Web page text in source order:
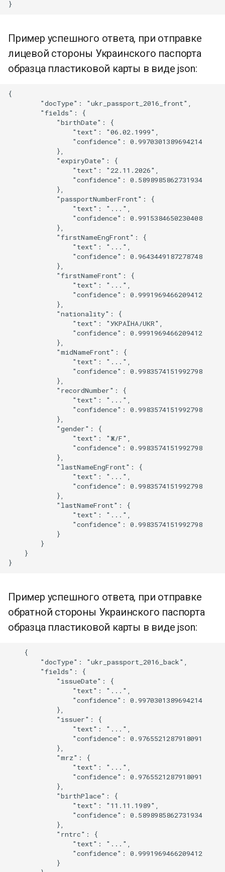
Пример успешного ответа, при отправке
лицевой стороны Украинского паспорта
образца пластиковой карты в виде json:
{
        "docType": "ukr_passport_2016_front",
        "fields": {
            "birthDate": {
                "text": "06.02.1999",
                "confidence": 0.9970301389694214
            },
            "expiryDate": {
                "text": "22.11.2026",
                "confidence": 0.5898985862731934
            },
            "passportNumberFront": {
                "text": "...",
                "confidence": 0.9915384650230408
            },
            "firstNameEngFront": {
                "text": "...",
                "confidence": 0.9643449187278748
            },
            "firstNameFront": {
                "text": "...",
                "confidence": 0.9991969466209412
            },
            "nationality": {
                "text": "УКРАÏНА/UКR",
                "confidence": 0.9991969466209412
            },
            "midNameFront": {
                "text": "...",
                "confidence": 0.9983574151992798
            },
            "recordNumber": {
                "text": "...",
                "confidence": 0.9983574151992798
            },
            "gender": {
                "text": "Ж/F",
                "confidence": 0.9983574151992798
            },
            "lastNameEngFront": {
                "text": "...",
                "confidence": 0.9983574151992798
            },
            "lastNameFront": {
                "text": "...",
                "confidence": 0.9983574151992798
            }
        }
    }
Пример успешного ответа, при отправке
обратной стороны Украинского паспорта
образца пластиковой карты в виде json:
    {
        "docType": "ukr_passport_2016_back",
        "fields": {
            "issueDate": {
                "text": "...",
                "confidence": 0.9970301389694214
            },
            "issuer": {
                "text": "...",
                "confidence": 0.9765521287918091
            },
            "mrz": {
                "text": "...",
                "confidence": 0.9765521287918091
            },
            "birthPlace": {
                "text": "11.11.1989",
                "confidence": 0.5898985862731934
            },
            "rntrc": {
                "text": "...",
                "confidence": 0.9991969466209412
            }